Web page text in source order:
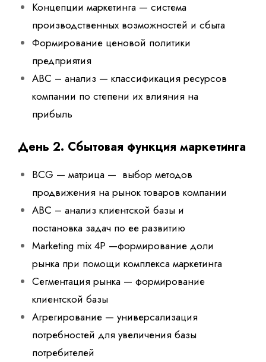
Концепции маркетинга — система
производственных возможностей и сбыта
Формирование ценовой политики
предприятия
ABC – анализ — классификация ресурсов
компании по степени их влияния на
прибыль
День 2. Сбытовая функция маркетинга
BCG — матрица — выбор методов
продвижения на рынок товаров компании
ABC – анализ клиентской базы и
постановка задач по ее развитию
Marketing mix 4P —формирование доли
рынка при помощи комплекса маркетинга
Сегментация рынка — формирование
клиентской базы
Агрегирование — универсализация
потребностей для увеличения базы
потребителей